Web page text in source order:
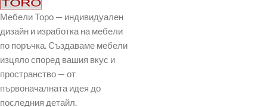
Мебели Торо — индивидуален
дизайн и изработка на мебели
по поръчка. Създаваме мебели
изцяло според вашия вкус и
пространство — от
първоначалната идея до
последния детайл.